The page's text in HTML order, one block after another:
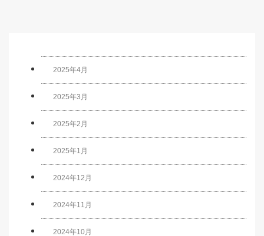
2025年4月
2025年3月
2025年2月
2025年1月
2024年12月
2024年11月
2024年10月